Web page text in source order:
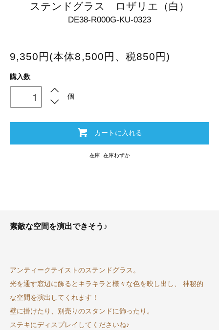
ステンドグラス ロザリエ（白）
DE38-R000G-KU-0323
9,350円(本体8,500円、税850円)
購入数
個
カートに入れる
在庫 在庫わずか
素敵な空間を演出できそう♪
アンティークテイストのステンドグラス。
光を通す窓辺に飾るとキラキラと様々な色を映し出し、 神秘的
な空間を演出してくれます！
壁に掛けたり、別売りのスタンドに飾ったり。
ステキにディスプレイしてくださいね♪